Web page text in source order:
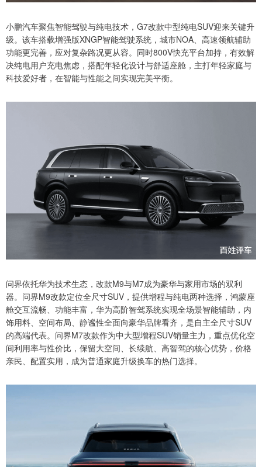
小鹏汽车聚焦智能驾驶与纯电技术，G7改款中型纯电SUV迎来关键升
级。该车搭载增强版XNGP智能驾驶系统，城市NOA、高速领航辅助
功能更完善，应对复杂路况更从容。同时800V快充平台加持，有效解
决纯电用户充电焦虑，搭配年轻化设计与舒适座舱，主打年轻家庭与
科技爱好者，在智能与性能之间实现完美平衡。
问界依托华为技术生态，改款M9与M7成为豪华与家用市场的双利
器。问界M9改款定位全尺寸SUV，提供增程与纯电两种选择，鸿蒙座
舱交互流畅、功能丰富，华为高阶智驾系统实现全场景智能辅助，内
饰用料、空间布局、静谧性全面向豪华品牌看齐，是自主全尺寸SUV
的高端代表。问界M7改款作为中大型增程SUV销量主力，重点优化空
间利用率与性价比，保留大空间、长续航、高智驾的核心优势，价格
亲民、配置实用，成为普通家庭升级换车的热门选择。